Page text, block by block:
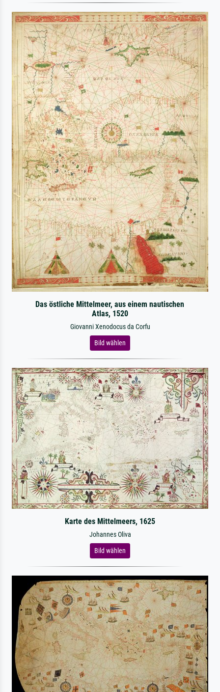
Das östliche Mittelmeer, aus einem nautischen
Atlas, 1520
Giovanni Xenodocus da Corfu
Bild wählen
Karte des Mittelmeers, 1625
Johannes Oliva
Bild wählen